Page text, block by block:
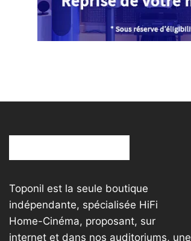
Toponil est la seule boutique
indépendante, spécialisée HiFi
Home-Cinéma, proposant, sur
internet et dans nos auditoriums, une